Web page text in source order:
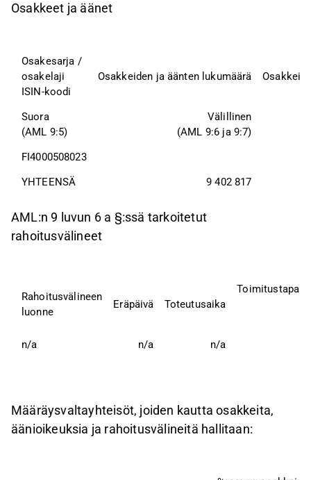
Osakkeet ja äänet
Osakesarja /
osakelaji
ISIN-koodi
Osakkeiden ja äänten lukumäärä
Suora
(AML 9:5)
Välillinen
(AML 9:6 ja 9:7)
FI4000508023
YHTEENSÄ
9 402 817
AML:n 9 luvun 6 a §:ssä tarkoitetut
rahoitusvälineet
Rahoitusvälineen
luonne
Eräpäivä Toteutusaika
Toimitustapa
n/a n/a n/a
Määräysvaltayhteisöt, joiden kautta osakkeita,
äänioikeuksia ja rahoitusvälineitä hallitaan: